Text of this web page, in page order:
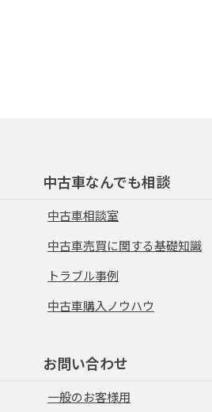
中古車なんでも相談
中古車相談室
中古車売買に関する基礎知識
トラブル事例
中古車購入ノウハウ
お問い合わせ
一般のお客様用